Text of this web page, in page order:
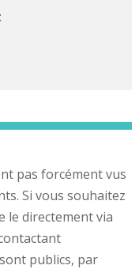
pas forcément vus
Si vous souhaitez
le directement via
publics, par